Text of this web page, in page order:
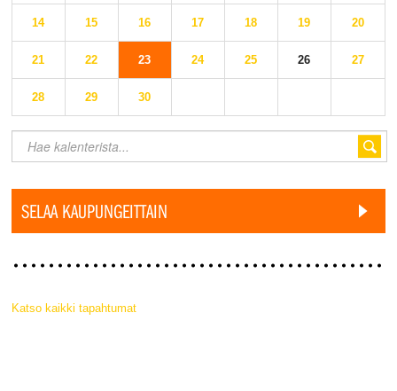
14 15 16 17 18 19 20
21 22 23 24 25 26 27
28 29 30
SELAA KAUPUNGEITTAIN
Katso kaikki tapahtumat